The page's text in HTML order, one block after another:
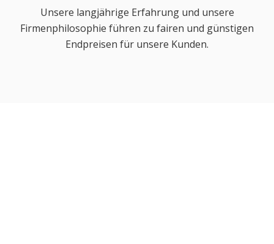
Unsere langjährige Erfahrung und unsere
Firmenphilosophie führen zu fairen und günstigen
Endpreisen für unsere Kunden.